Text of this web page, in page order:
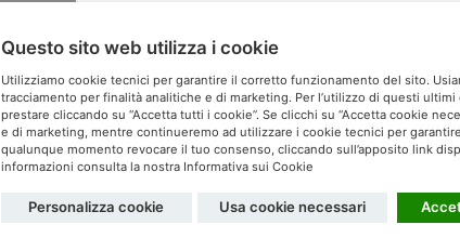
Relais Ca’Milone
Via San Michele, 60 S. Pietro di
Tel. 0438 60037 - Cell. 340 5179608 -
Privacy
Questo sito web utilizza i cookie
Utilizziamo cookie tecnici per garantire il corretto funzionamento del sito.
tracciamento per finalità analitiche e di marketing. Per l’utilizzo di questi
prestare cliccando su “Accetta tutti i cookie”. Se clicchi su “Accetta cookie
e di marketing, mentre continueremo ad utilizzare i cookie tecnici per
qualunque momento revocare il tuo consenso, cliccando sull’apposito link
informazioni consulta la nostra Informativa sui Cookie
Usa cookie necessari
Personalizza cookie